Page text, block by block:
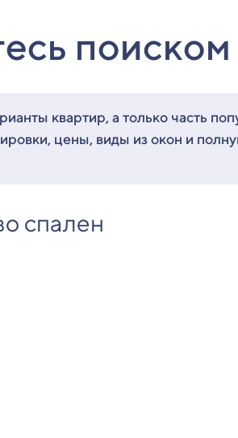
квартир, а только часть
цены, виды из окон и
спален